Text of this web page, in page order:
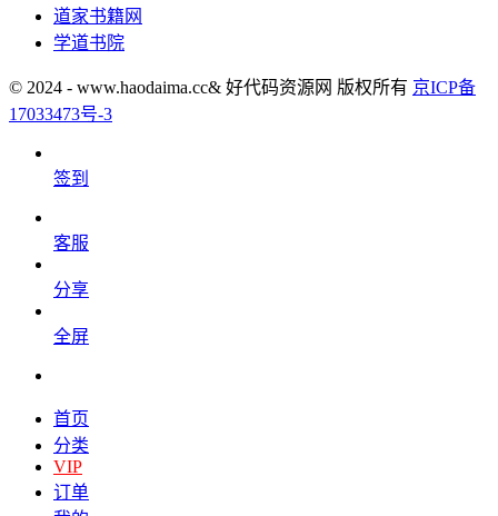
道家书籍网
学道书院
© 2024 - www.haodaima.cc& 好代码资源网 版权所有 京ICP备
17033473号-3
签到
客服
分享
全屏
首页
分类
VIP
订单